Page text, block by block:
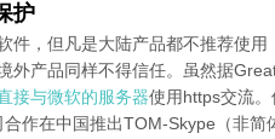
护
件，但凡是大陆产品都不推荐使
外产品同样不得信任。虽然据
接与微软的服务器使用https交流。
合作在中国推出TOM-Skype（非